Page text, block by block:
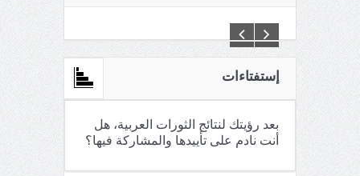
إستفتاءات
بعد رؤيتك لنتائج الثورات العربية، هل
أنت نادم على تأييدها والمشاركة فيها؟